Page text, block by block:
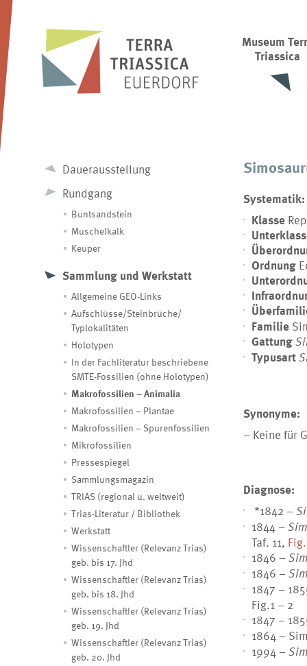
Museum
Triassica
Dauerausstellung
Rundgang
Buntsandstein
Muschelkalk
Keuper
Sammlung und Werkstatt
Allgemeine GEO-Links
Aufschlüsse/Steinbrüche/
Typlokalitäten
Holotypen
In der Fachliteratur beschriebene
SMTE-Fossilien (ohne Holotypen)
Makrofossilien – Animalia
Makrofossilien – Plantae
Makrofossilien – Spurenfossilien
Mikrofossilien
Pressespiegel
Sammlungsmagazin
TRIAS (regional u. weltweit)
Trias-Literatur / Bibliothek
Werkstatt
Wissenschaftler (Relevanz Trias)
geb. bis 17. Jhd
Wissenschaftler (Relevanz Trias)
geb. bis 18. Jhd
Wissenschaftler (Relevanz Trias)
geb. 19. Jhd
Wissenschaftler (Relevanz Trias)
geb. 20. Jhd
Systematik:
Klasse
Ordnung
Familie
Gattung
Typusart
Synonyme:
– Keine für
Diagnose:
*1842 –
1844 –
Taf. 11,
1846 –
1846 –
1847 –
Fig.1 – 2
1847 –
1864 –
1994 –